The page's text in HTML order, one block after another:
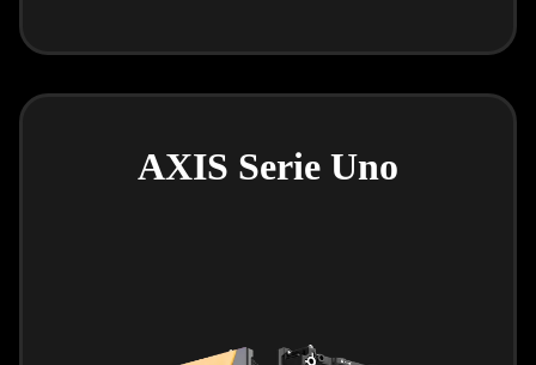
AXIS Serie Uno